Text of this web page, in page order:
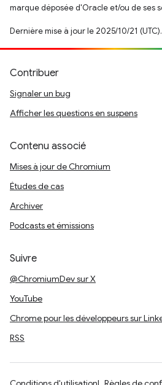
marque déposée d'Oracle et/ou de ses
Dernière mise à jour le 2025/10/21 (UTC).
Contribuer
Signaler un bug
Afficher les questions en suspens
Contenu associé
Mises à jour de Chromium
Études de cas
Archiver
Podcasts et émissions
Suivre
@ChromiumDev sur X
YouTube
Chrome pour les développeurs sur
RSS